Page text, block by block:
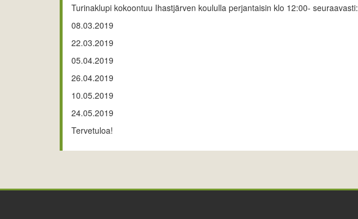
Turinaklupi kokoontuu Ihastjärven koululla perjantaisin klo 12:00- seuraavasti:
08.03.2019
22.03.2019
05.04.2019
26.04.2019
10.05.2019
24.05.2019
Tervetuloa!